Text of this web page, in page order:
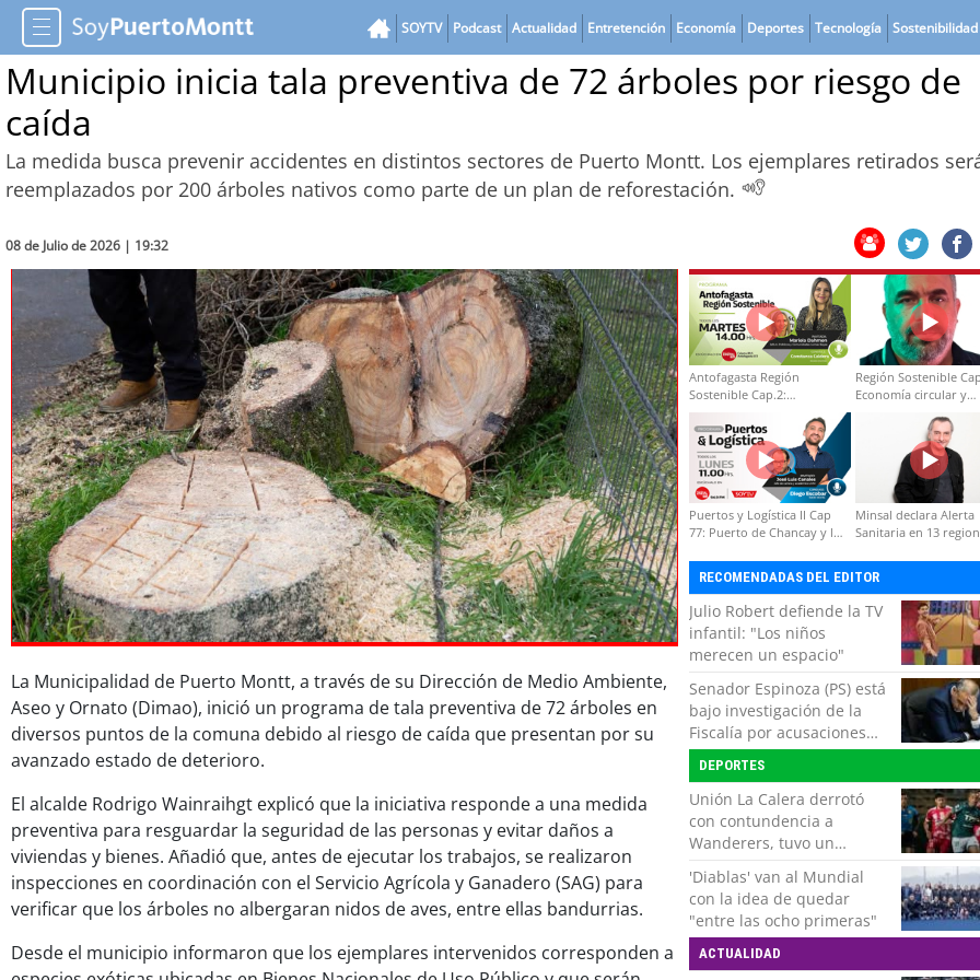
SOYTV Podcast Actualidad Entretención Economía Deportes Tecnología Sostenibilidad
Municipio inicia tala preventiva de 72 árboles por riesgo de
caída
La medida busca prevenir accidentes en distintos sectores de Puerto Montt. Los ejemplares retirados
reemplazados por 200 árboles nativos como parte de un plan de reforestación.
08 de Julio de 2026 | 19:32
La Municipalidad de Puerto Montt, a través de su Dirección de Medio Ambiente,
Aseo y Ornato (Dimao), inició un programa de tala preventiva de 72 árboles en
diversos puntos de la comuna debido al riesgo de caída que presentan por su
avanzado estado de deterioro.
El alcalde Rodrigo Wainraihgt explicó que la iniciativa responde a una medida
preventiva para resguardar la seguridad de las personas y evitar daños a
viviendas y bienes. Añadió que, antes de ejecutar los trabajos, se realizaron
inspecciones en coordinación con el Servicio Agrícola y Ganadero (SAG) para
verificar que los árboles no albergaran nidos de aves, entre ellas bandurrias.
Desde el municipio informaron que los ejemplares intervenidos corresponden a
Antofagasta Región
Sostenible Cap.2:
Educación ambiental y
formación de capacidades
técnicas
Región Sostenible
Economía circular y
Puertos y Logística II Cap
77: Puerto de Chancay y la
Minsal declara Alerta
Sanitaria en 13
RECOMENDADAS DEL EDITOR
Julio Robert defiende la TV
infantil: "Los niños
merecen un espacio"
Senador Espinoza (PS) está
bajo investigación de la
Fiscalía por acusaciones
cruzadas de agresión con
su pareja
DEPORTES
Unión La Calera derrotó
con contundencia a
Wanderers, tuvo un
respiro y clasificó en Copa
Chile
'Diablas' van al Mundial
con la idea de quedar
"entre las ocho primeras"
ACTUALIDAD